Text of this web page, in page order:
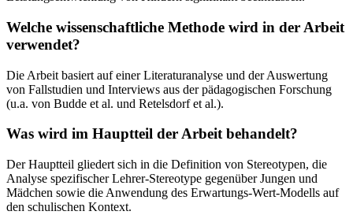
Welche wissenschaftliche Methode wird in der Arbeit
verwendet?
Die Arbeit basiert auf einer Literaturanalyse und der Auswertung
von Fallstudien und Interviews aus der pädagogischen Forschung
(u.a. von Budde et al. und Retelsdorf et al.).
Was wird im Hauptteil der Arbeit behandelt?
Der Hauptteil gliedert sich in die Definition von Stereotypen, die
Analyse spezifischer Lehrer-Stereotype gegenüber Jungen und
Mädchen sowie die Anwendung des Erwartungs-Wert-Modells auf
den schulischen Kontext.